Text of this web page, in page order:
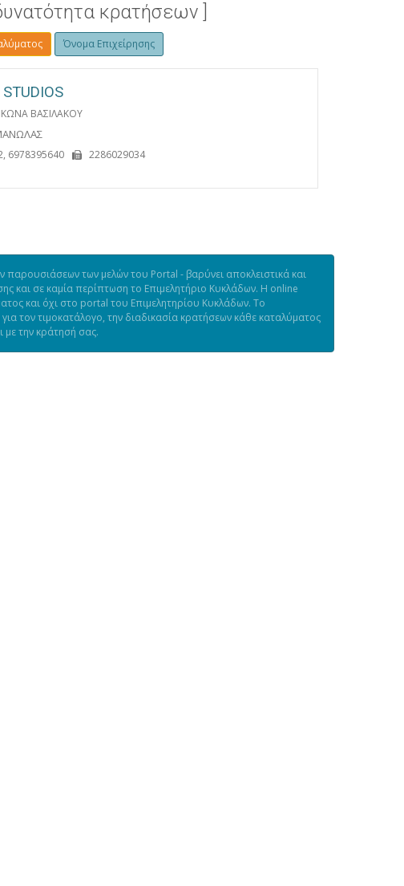
κρατήσεων ]
Όνομα Επιχείρησης
ΒΑΣΙΛΑΚΟΥ
6978395640 2286029034
των μελών του Portal - βαρύνει αποκλειστικά και
και σε καμία περίπτωση το Επιμελητήριο Κυκλάδων. Η online
και όχι στο portal του Επιμελητηρίου Κυκλάδων. Το
τον τιμοκατάλογο, την διαδικασία κρατήσεων κάθε καταλύματος
με την κράτησή σας.